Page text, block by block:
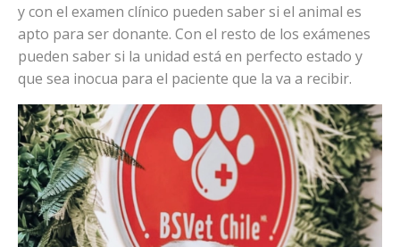
y con el examen clínico pueden saber si el animal es
apto para ser donante. Con el resto de los exámenes
pueden saber si la unidad está en perfecto estado y
que sea inocua para el paciente que la va a recibir.